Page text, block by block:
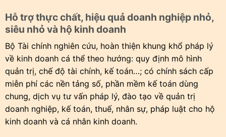
Hỗ trợ thực chất, hiệu quả doanh nghiệp nhỏ,
siêu nhỏ và hộ kinh doanh
Bộ Tài chính nghiên cứu, hoàn thiện khung khổ pháp lý
về kinh doanh cá thể theo hướng: quy định mô hình
quản trị, chế độ tài chính, kế toán…; có chính sách cấp
miễn phí các nền tảng số, phần mềm kế toán dùng
chung, dịch vụ tư vấn pháp lý, đào tạo về quản trị
doanh nghiệp, kế toán, thuế, nhân sự, pháp luật cho hộ
kinh doanh và cá nhân kinh doanh.